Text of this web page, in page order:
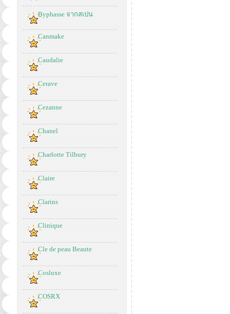
Byphasse จากสเปน
Canmake
Caudalie
Cerave
Cezanne
Chanel
Charlotte Tilbury
Claire
Clarins
Clinique
Cle de peau Beaute
Cosluxe
COSRX